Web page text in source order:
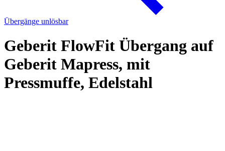
Übergänge unlösbar
Geberit FlowFit Übergang auf
Geberit Mapress, mit
Pressmuffe, Edelstahl